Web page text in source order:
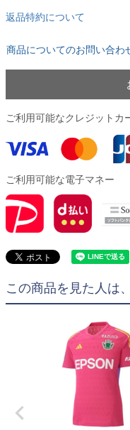
返品特約について
商品についてのお問い合わ
ご利用可能なクレジットカ
ご利用可能な電子マネー
この商品を見た人は